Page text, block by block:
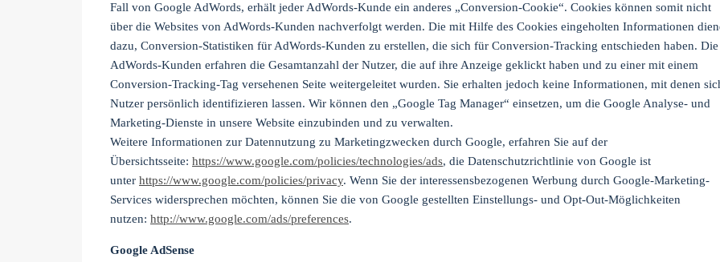
Fall von Google AdWords, erhält jeder AdWords-Kunde ein anderes „Conversion-Cookie“. Cookies können somit nicht
über die Websites von AdWords-Kunden nachverfolgt werden. Die mit Hilfe des Cookies eingeholten Informationen
dazu, Conversion-Statistiken für AdWords-Kunden zu erstellen, die sich für Conversion-Tracking entschieden haben. Die
AdWords-Kunden erfahren die Gesamtanzahl der Nutzer, die auf ihre Anzeige geklickt haben und zu einer mit einem
Conversion-Tracking-Tag versehenen Seite weitergeleitet wurden. Sie erhalten jedoch keine Informationen, mit denen
Nutzer persönlich identifizieren lassen. Wir können den „Google Tag Manager“ einsetzen, um die Google Analyse- und
Marketing-Dienste in unsere Website einzubinden und zu verwalten.
Weitere Informationen zur Datennutzung zu Marketingzwecken durch Google, erfahren Sie auf der
Übersichtsseite: https://www.google.com/policies/technologies/ads, die Datenschutzrichtlinie von Google ist
unter https://www.google.com/policies/privacy. Wenn Sie der interessensbezogenen Werbung durch Google-Marketing-
Services widersprechen möchten, können Sie die von Google gestellten Einstellungs- und Opt-Out-Möglichkeiten
nutzen: http://www.google.com/ads/preferences.
Google AdSense